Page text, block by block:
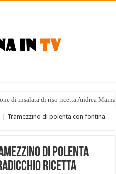
di insalata di riso ricetta Andrea
| Tramezzino di polenta con fontina
di polenta
ricetta